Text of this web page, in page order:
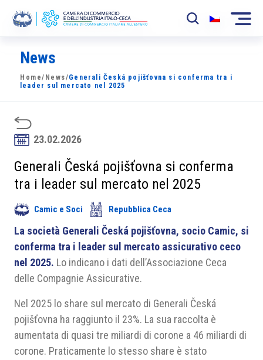
La Camera
News
Sviluppo Mercato
Soci
Partner
Progetti
Area riservata
News
Home/ News/Generali Česká pojišťovna si conferma tra i
leader sul mercato nel 2025
23.02.2026
Generali Česká pojišťovna si conferma
tra i leader sul mercato nel 2025
Camic e Soci Repubblica Ceca
La società Generali Česká pojišťovna, socio Camic, si
conferma tra i leader sul mercato assicurativo ceco
nel 2025. Lo indicano i dati dell’Associazione Ceca
delle Compagnie Assicurative.
Nel 2025 lo share sul mercato di Generali Česká
pojišťovna ha raggiunto il 23%. La sua raccolta è
aumentata di quasi tre miliardi di corone a 46 miliardi di
corone. Praticamente lo stesso share è stato